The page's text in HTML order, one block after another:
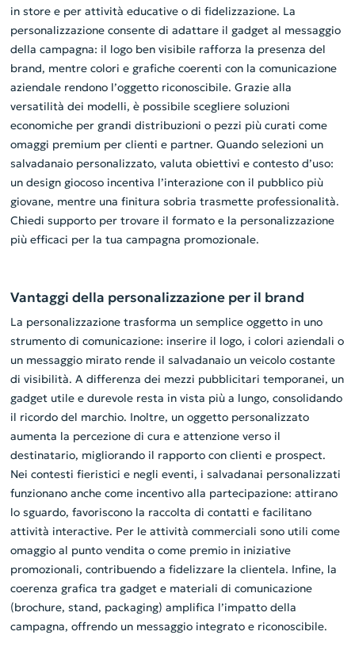
in store e per attività educative o di fidelizzazione. La
personalizzazione consente di adattare il gadget al messaggio
della campagna: il logo ben visibile rafforza la presenza del
brand, mentre colori e grafiche coerenti con la comunicazione
aziendale rendono l’oggetto riconoscibile. Grazie alla
versatilità dei modelli, è possibile scegliere soluzioni
economiche per grandi distribuzioni o pezzi più curati come
omaggi premium per clienti e partner. Quando selezioni un
salvadanaio personalizzato, valuta obiettivi e contesto d’uso:
un design giocoso incentiva l’interazione con il pubblico più
giovane, mentre una finitura sobria trasmette professionalità.
Chiedi supporto per trovare il formato e la personalizzazione
più efficaci per la tua campagna promozionale.
Vantaggi della personalizzazione per il brand
La personalizzazione trasforma un semplice oggetto in uno
strumento di comunicazione: inserire il logo, i colori aziendali o
un messaggio mirato rende il salvadanaio un veicolo costante
di visibilità. A differenza dei mezzi pubblicitari temporanei, un
gadget utile e durevole resta in vista più a lungo, consolidando
il ricordo del marchio. Inoltre, un oggetto personalizzato
aumenta la percezione di cura e attenzione verso il
destinatario, migliorando il rapporto con clienti e prospect.
Nei contesti fieristici e negli eventi, i salvadanai personalizzati
funzionano anche come incentivo alla partecipazione: attirano
lo sguardo, favoriscono la raccolta di contatti e facilitano
attività interactive. Per le attività commerciali sono utili come
omaggio al punto vendita o come premio in iniziative
promozionali, contribuendo a fidelizzare la clientela. Infine, la
coerenza grafica tra gadget e materiali di comunicazione
(brochure, stand, packaging) amplifica l’impatto della
campagna, offrendo un messaggio integrato e riconoscibile.